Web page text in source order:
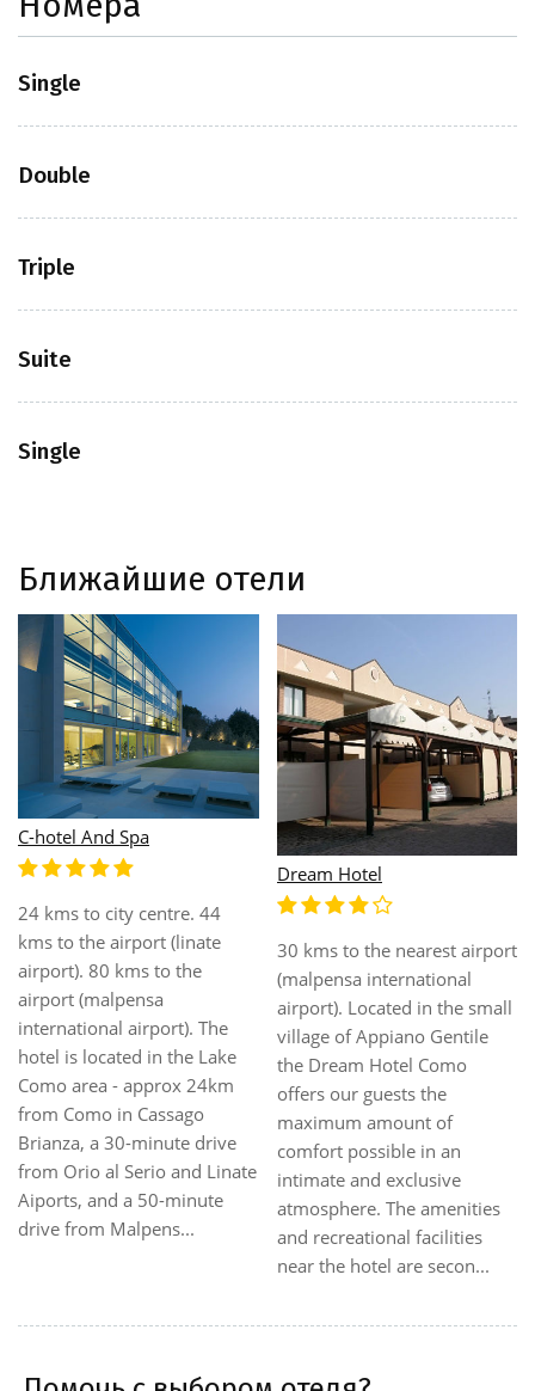
Single
Double
Triple
Suite
Single
Ближайшие отели
C-hotel And Spa
24 kms to city centre. 44
kms to the airport (linate
airport). 80 kms to the
airport (malpensa
international airport). The
hotel is located in the Lake
Como area - approx 24km
from Como in Cassago
Brianza, a 30-minute drive
from Orio al Serio and Linate
Aiports, and a 50-minute
drive from Malpens...
Dream Hotel
30 kms to the nearest airport
(malpensa international
airport). Located in the small
village of Appiano Gentile
the Dream Hotel Como
offers our guests the
maximum amount of
comfort possible in an
intimate and exclusive
atmosphere. The amenities
and recreational facilities
near the hotel are secon...